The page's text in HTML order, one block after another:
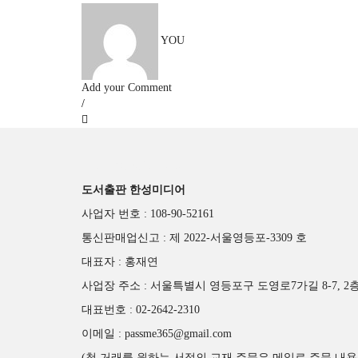
YOU
Add your Comment
도서출판 한성미디어
사업자 번호 : 108-90-52161
통신판매업신고 : 제 2022-서울영등포-3309 호
대표자 : 홍재연
사업장 주소 : 서울특별시 영등포구 도영로7가길 8-7, 2
대표번호 : 02-2642-2310
이메일 : passme365@gmail.com